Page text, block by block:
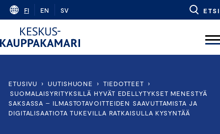
Skip
content
FI EN SV ETSI
ETUSIVU › UUTISHUONE › TIEDOTTEET
›
SUOMALAISYRITYKSILLÄ HYVÄT EDELLYTYKSET MENESTYÄ
SAKSASSA – ILMASTOTAVOITTEIDEN SAAVUTTAMISTA JA
DIGITALISAATIOTA TUKEVILLA RATKAISULLA KYSYNTÄÄ